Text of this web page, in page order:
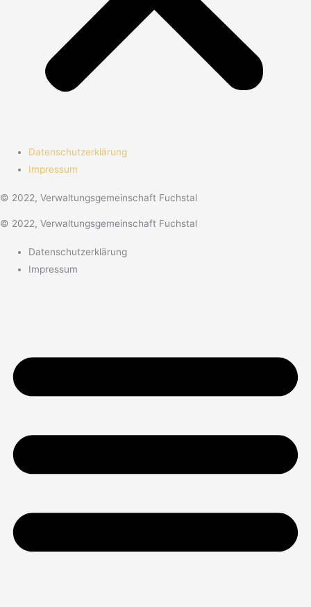
Datenschutzerklärung
Impressum
© 2022, Verwaltungsgemeinschaft Fuchstal
© 2022, Verwaltungsgemeinschaft Fuchstal
Datenschutzerklärung
Impressum